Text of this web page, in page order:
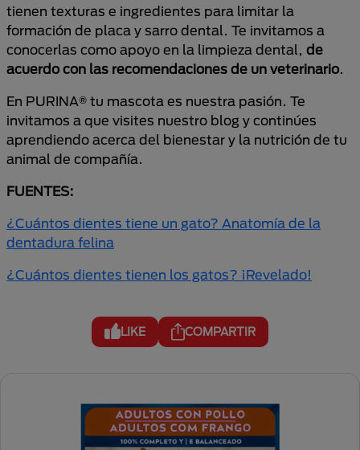
tienen texturas e ingredientes para limitar la
formación de placa y sarro dental. Te invitamos a
conocerlas como apoyo en la limpieza dental, de
acuerdo con las recomendaciones de un veterinario.
En PURINA® tu mascota es nuestra pasión. Te
invitamos a que visites nuestro blog y continúes
aprendiendo acerca del bienestar y la nutrición de tu
animal de compañía.
FUENTES:
¿Cuántos dientes tiene un gato? Anatomía de la
dentadura felina
¿Cuántos dientes tienen los gatos? ¡Revelado!
LIKE COMPARTIR